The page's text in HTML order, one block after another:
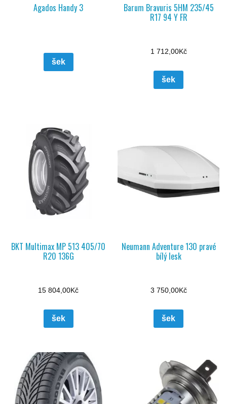
Agados Handy 3
šek
Barum Bravuris 5HM 235/45
R17 94 Y FR
1 712,00Kč
šek
BKT Multimax MP 513 405/70
R20 136G
15 804,00Kč
šek
Neumann Adventure 130 pravé
bílý lesk
3 750,00Kč
šek